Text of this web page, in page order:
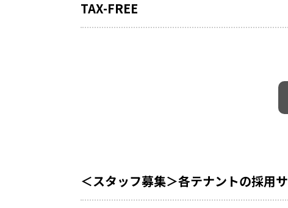
TAX-FREE
＜スタッフ募集＞各テナントの採用